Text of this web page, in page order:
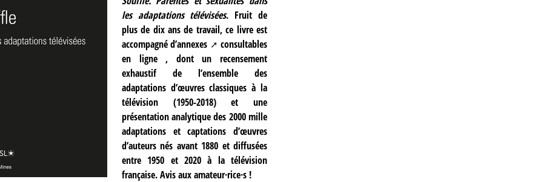
les adaptations télévisées. Fruit de
plus de dix ans de travail, ce livre est
accompagné d’annexes
consultables
en ligne , dont un recensement
exhaustif de l’ensemble des
adaptations d’œuvres classiques à la
télévision (1950-2018) et une
présentation analytique des 2000 mille
adaptations et captations d’œuvres
d’auteurs nés avant 1880 et diffusées
entre 1950 et 2020 à la télévision
française. Avis aux amateur·rice·s !